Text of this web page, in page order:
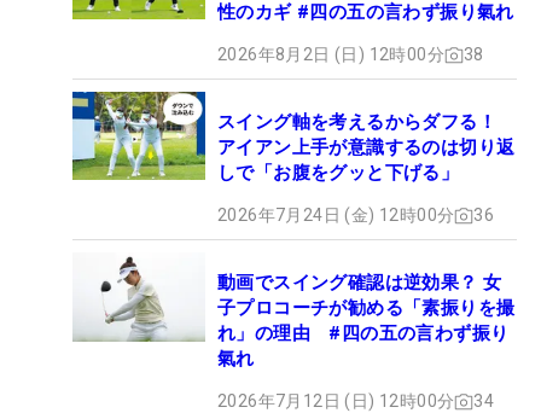
性のカギ #四の五の言わず振り氣れ
2026年8月2日 (日) 12時00分 38
スイング軸を考えるからダフる！
アイアン上手が意識するのは切り返
しで「お腹をグッと下げる」
2026年7月24日 (金) 12時00分 36
動画でスイング確認は逆効果？ 女
子プロコーチが勧める「素振りを撮
れ」の理由 #四の五の言わず振り
氣れ
2026年7月12日 (日) 12時00分 34